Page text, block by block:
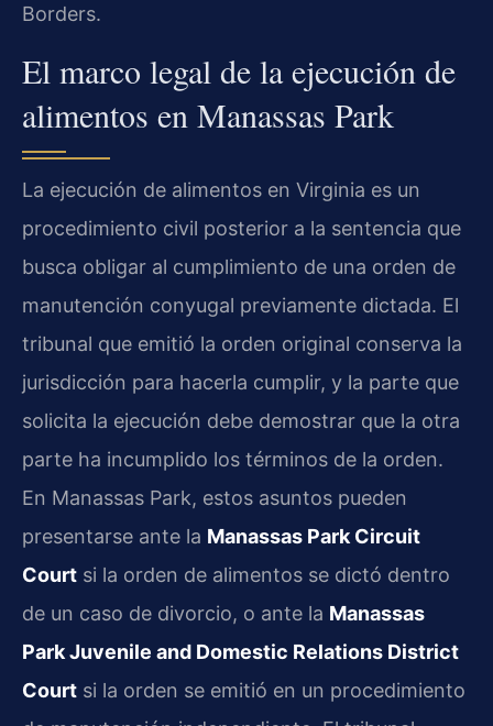
Borders.
El marco legal de la ejecución de
alimentos en Manassas Park
La ejecución de alimentos en Virginia es un
procedimiento civil posterior a la sentencia que
busca obligar al cumplimiento de una orden de
manutención conyugal previamente dictada. El
tribunal que emitió la orden original conserva la
jurisdicción para hacerla cumplir, y la parte que
solicita la ejecución debe demostrar que la otra
parte ha incumplido los términos de la orden.
En Manassas Park, estos asuntos pueden
presentarse ante la Manassas Park Circuit
Court si la orden de alimentos se dictó dentro
de un caso de divorcio, o ante la Manassas
Park Juvenile and Domestic Relations District
Court si la orden se emitió en un procedimiento